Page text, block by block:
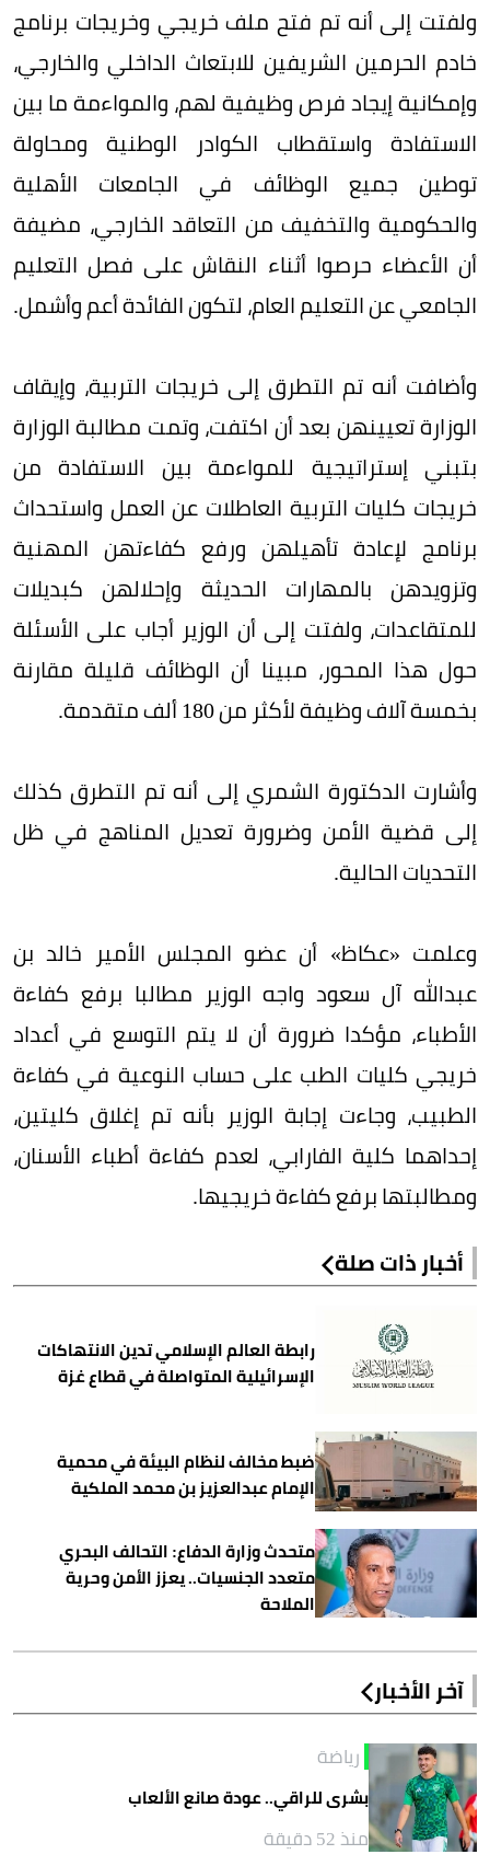
ولفتت إلى أنه تم فتح ملف خريجي وخريجات برنامج
خادم الحرمين الشريفين للابتعاث الداخلي والخارجي،
وإمكانية إيجاد فرص وظيفية لهم، والمواءمة ما بين
الاستفادة واستقطاب الكوادر الوطنية ومحاولة
توطين جميع الوظائف في الجامعات الأهلية
والحكومية والتخفيف من التعاقد الخارجي، مضيفة
أن الأعضاء حرصوا أثناء النقاش على فصل التعليم
الجامعي عن التعليم العام، لتكون الفائدة أعم وأشمل.
وأضافت أنه تم التطرق إلى خريجات التربية، وإيقاف
الوزارة تعيينهن بعد أن اكتفت، وتمت مطالبة الوزارة
بتبني إستراتيجية للمواءمة بين الاستفادة من
خريجات كليات التربية العاطلات عن العمل واستحداث
برنامج لإعادة تأهيلهن ورفع كفاءتهن المهنية
وتزويدهن بالمهارات الحديثة وإحلالهن كبديلات
للمتقاعدات، ولفتت إلى أن الوزير أجاب على الأسئلة
حول هذا المحور، مبينا أن الوظائف قليلة مقارنة
بخمسة آلاف وظيفة لأكثر من 180 ألف متقدمة.
وأشارت الدكتورة الشمري إلى أنه تم التطرق كذلك
إلى قضية الأمن وضرورة تعديل المناهج في ظل
التحديات الحالية.
وعلمت «عكاظ» أن عضو المجلس الأمير خالد بن
عبدالله آل سعود واجه الوزير مطالبا برفع كفاءة
الأطباء، مؤكدا ضرورة أن لا يتم التوسع في أعداد
خريجي كليات الطب على حساب النوعية في كفاءة
الطبيب، وجاءت إجابة الوزير بأنه تم إغلاق كليتين،
إحداهما كلية الفارابي، لعدم كفاءة أطباء الأسنان،
ومطالبتها برفع كفاءة خريجيها.
أخبار ذات صلة
رابطة العالم الإسلامي تدين الانتهاكات
الإسرائيلية المتواصلة في قطاع غزة
ضبط مخالف لنظام البيئة في محمية
الإمام عبدالعزيز بن محمد الملكية
متحدث وزارة الدفاع: التحالف البحري
متعدد الجنسيات.. يعزز الأمن وحرية
الملاحة
آخر الأخبار
رياضة
بشرى للراقي.. عودة صانع الألعاب
منذ 52 دقيقة